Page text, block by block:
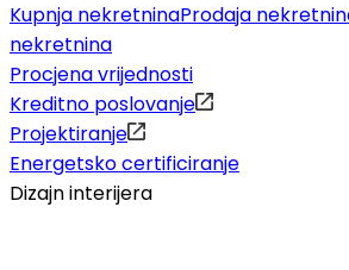
Kupnja nekretninaProdaja
nekretnina
Procjena vrijednosti
Kreditno poslovanje
Projektiranje
Energetsko certificiranje
Dizajn interijera